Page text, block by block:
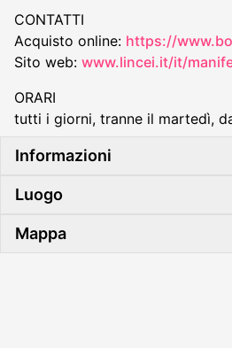
CONTATTI
Acquisto online: https://
Sito web: www.lincei.it/it/
ORARI
tutti i giorni, tranne il martedì,
Informazioni
Luogo
Mappa